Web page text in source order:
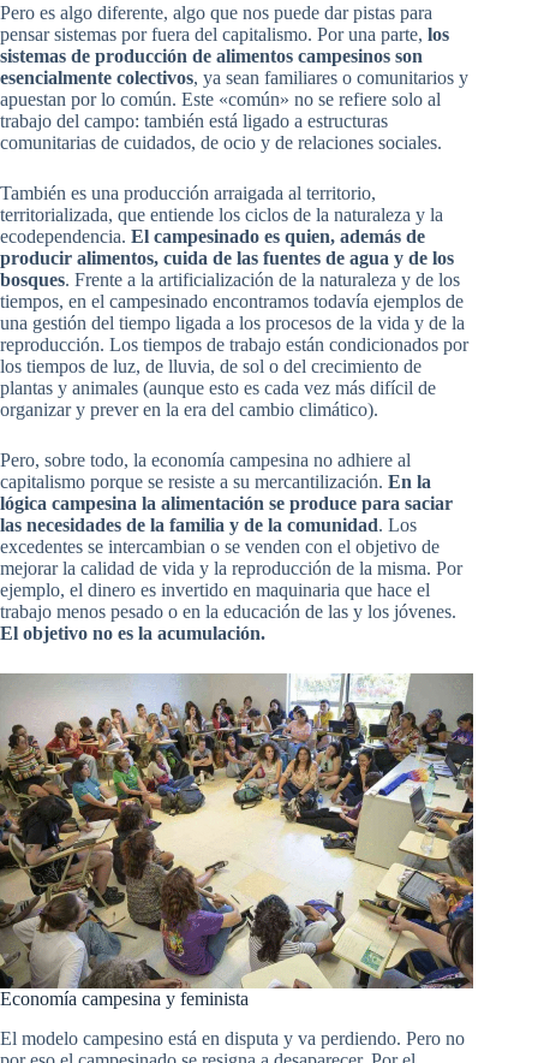
Pero es algo diferente, algo que nos puede dar pistas para
pensar sistemas por fuera del capitalismo. Por una parte, los
sistemas de producción de alimentos campesinos son
esencialmente colectivos, ya sean familiares o comunitarios y
apuestan por lo común. Este «común» no se refiere solo al
trabajo del campo: también está ligado a estructuras
comunitarias de cuidados, de ocio y de relaciones sociales.
También es una producción arraigada al territorio,
territorializada, que entiende los ciclos de la naturaleza y la
ecodependencia. El campesinado es quien, además de
producir alimentos, cuida de las fuentes de agua y de los
bosques. Frente a la artificialización de la naturaleza y de los
tiempos, en el campesinado encontramos todavía ejemplos de
una gestión del tiempo ligada a los procesos de la vida y de la
reproducción. Los tiempos de trabajo están condicionados por
los tiempos de luz, de lluvia, de sol o del crecimiento de
plantas y animales (aunque esto es cada vez más difícil de
organizar y prever en la era del cambio climático).
Pero, sobre todo, la economía campesina no adhiere al
capitalismo porque se resiste a su mercantilización. En la
lógica campesina la alimentación se produce para saciar
las necesidades de la familia y de la comunidad. Los
excedentes se intercambian o se venden con el objetivo de
mejorar la calidad de vida y la reproducción de la misma. Por
ejemplo, el dinero es invertido en maquinaria que hace el
trabajo menos pesado o en la educación de las y los jóvenes.
El objetivo no es la acumulación.
Economía campesina y feminista
El modelo campesino está en disputa y va perdiendo. Pero no